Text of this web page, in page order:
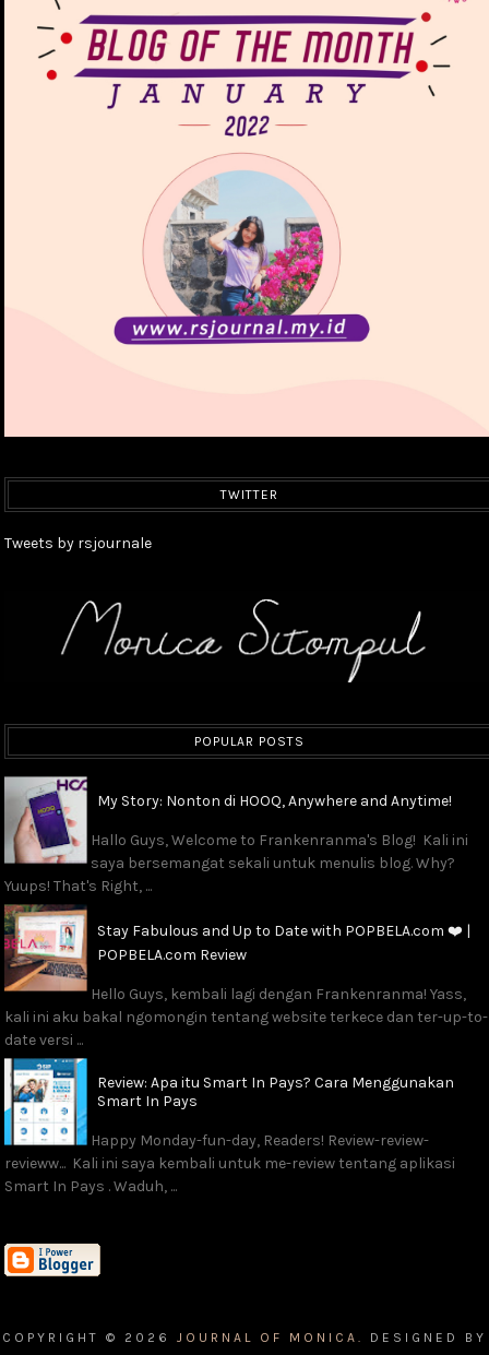
TWITTER
Tweets by rsjournale
POPULAR POSTS
My Story: Nonton di HOOQ, Anywhere and Anytime!
Hallo Guys, Welcome to Frankenranma's Blog! Kali ini
saya bersemangat sekali untuk menulis blog. Why?
Yuups! That's Right, ...
Stay Fabulous and Up to Date with POPBELA.com ❤️ |
POPBELA.com Review
Hello Guys, kembali lagi dengan Frankenranma! Yass,
kali ini aku bakal ngomongin tentang website terkece dan ter-up-to-
date versi ...
Review: Apa itu Smart In Pays? Cara Menggunakan
Smart In Pays
Happy Monday-fun-day, Readers! Review-review-
revieww... Kali ini saya kembali untuk me-review tentang aplikasi
Smart In Pays . Waduh, ...
COPYRIGHT © 2026 JOURNAL OF MONICA. DESIGNED BY